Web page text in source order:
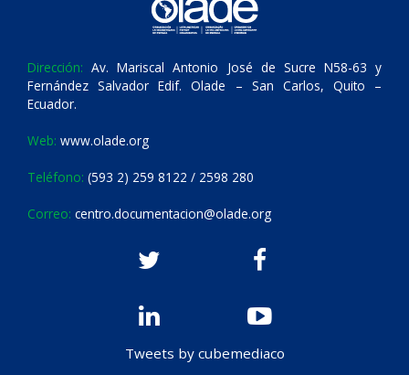
Dirección: Av. Mariscal Antonio José de Sucre N58-63 y
Fernández Salvador Edif. Olade – San Carlos, Quito –
Ecuador.
Web: www.olade.org
Teléfono: (593 2) 259 8122 / 2598 280
Correo: centro.documentacion@olade.org
Tweets by cubemediaco